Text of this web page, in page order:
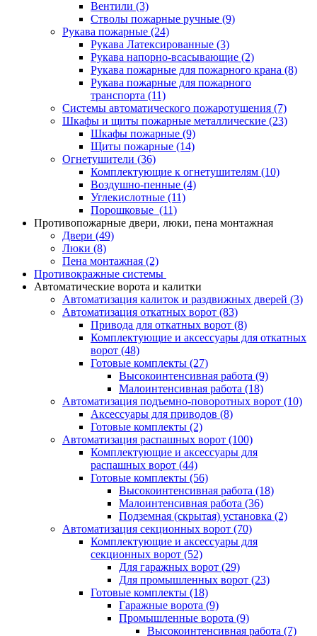
Вентили (3)
Стволы пожарные ручные (9)
Рукава пожарные (24)
Рукава Латексированные (3)
Рукава напорно-всасывающие (2)
Рукава пожарные для пожарного крана (8)
Рукава пожарные для пожарного
транспорта (11)
Системы автоматического пожаротушения (7)
Шкафы и щиты пожарные металлические (23)
Шкафы пожарные (9)
Щиты пожарные (14)
Огнетушители (36)
Комплектующие к огнетушителям (10)
Воздушно-пенные (4)
Углекислотные (11)
Порошковые (11)
Противопожарные двери, люки, пена монтажная
Двери (49)
Люки (8)
Пена монтажная (2)
Противокражные системы
Автоматические ворота и калитки
Автоматизация калиток и раздвижных дверей (3)
Автоматизация откатных ворот (83)
Привода для откатных ворот (8)
Комплектующие и аксессуары для откатных
ворот (48)
Готовые комплекты (27)
Высокоинтенсивная работа (9)
Малоинтенсивная работа (18)
Автоматизация подъемно-поворотных ворот (10)
Аксессуары для приводов (8)
Готовые комплекты (2)
Автоматизация распашных ворот (100)
Комплектующие и аксессуары для
распашных ворот (44)
Готовые комплекты (56)
Высокоинтенсивная работа (18)
Малоинтенсивная работа (36)
Подземная (скрытая) установка (2)
Автоматизация секционных ворот (70)
Комплектующие и аксессуары для
секционных ворот (52)
Для гаражных ворот (29)
Для промышленных ворот (23)
Готовые комплекты (18)
Гаражные ворота (9)
Промышленные ворота (9)
Высокоинтенсивная работа (7)